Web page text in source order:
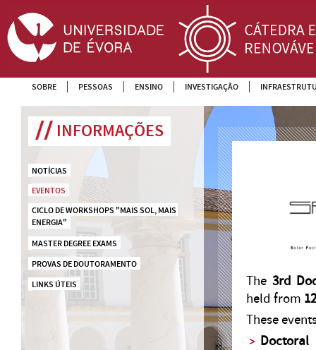
SOBRE PESSOAS ENSINO INVESTIGAÇÃO
INFORMAÇÕES
NOTÍCIAS
EVENTOS
CICLO DE WORKSHOPS "MAIS SOL, MAIS
ENERGIA"
MASTER DEGREE EXAMS
PROVAS DE DOUTORAMENTO
LINKS ÚTEIS
The 3rd
held from
These